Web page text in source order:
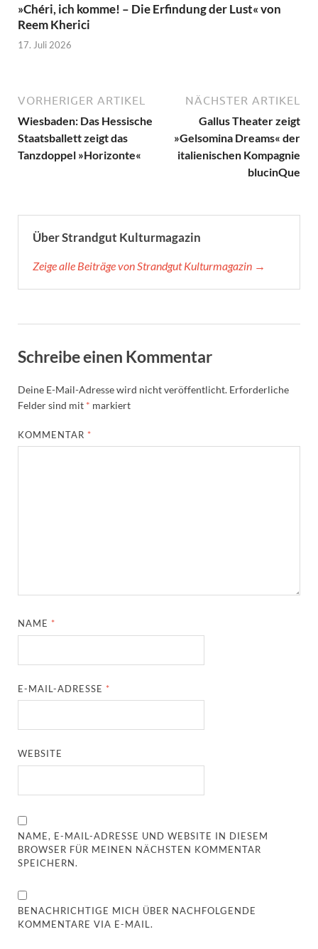
»Chéri, ich komme! – Die Erfindung der Lust« von
Reem Kherici
17. Juli 2026
VORHERIGER ARTIKEL
Wiesbaden: Das Hessische
Staatsballett zeigt das
Tanzdoppel »Horizonte«
NÄCHSTER ARTIKEL
Gallus Theater zeigt
»Gelsomina Dreams« der
italienischen Kompagnie
blucinQue
Über Strandgut Kulturmagazin
Zeige alle Beiträge von Strandgut Kulturmagazin →
Schreibe einen Kommentar
Deine E-Mail-Adresse wird nicht veröffentlicht. Erforderliche
Felder sind mit * markiert
KOMMENTAR *
NAME *
E-MAIL-ADRESSE *
WEBSITE
NAME, E-MAIL-ADRESSE UND WEBSITE IN DIESEM
BROWSER FÜR MEINEN NÄCHSTEN KOMMENTAR
SPEICHERN.
BENACHRICHTIGE MICH ÜBER NACHFOLGENDE
KOMMENTARE VIA E-MAIL.